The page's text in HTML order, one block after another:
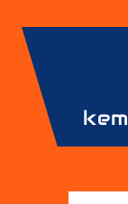
content